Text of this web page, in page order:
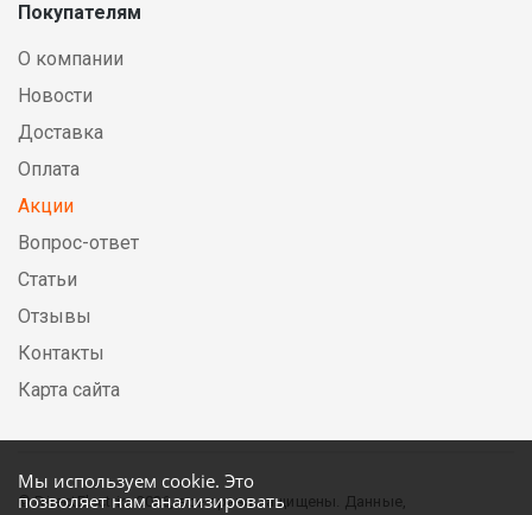
Мы используем cookie. Это
позволяет нам анализировать
Покупателям
О компании
Новости
Доставка
Оплата
Акции
Вопрос-ответ
Статьи
Отзывы
Контакты
Карта сайта
© DirectElectric, 2026, все права защищены. Данные,